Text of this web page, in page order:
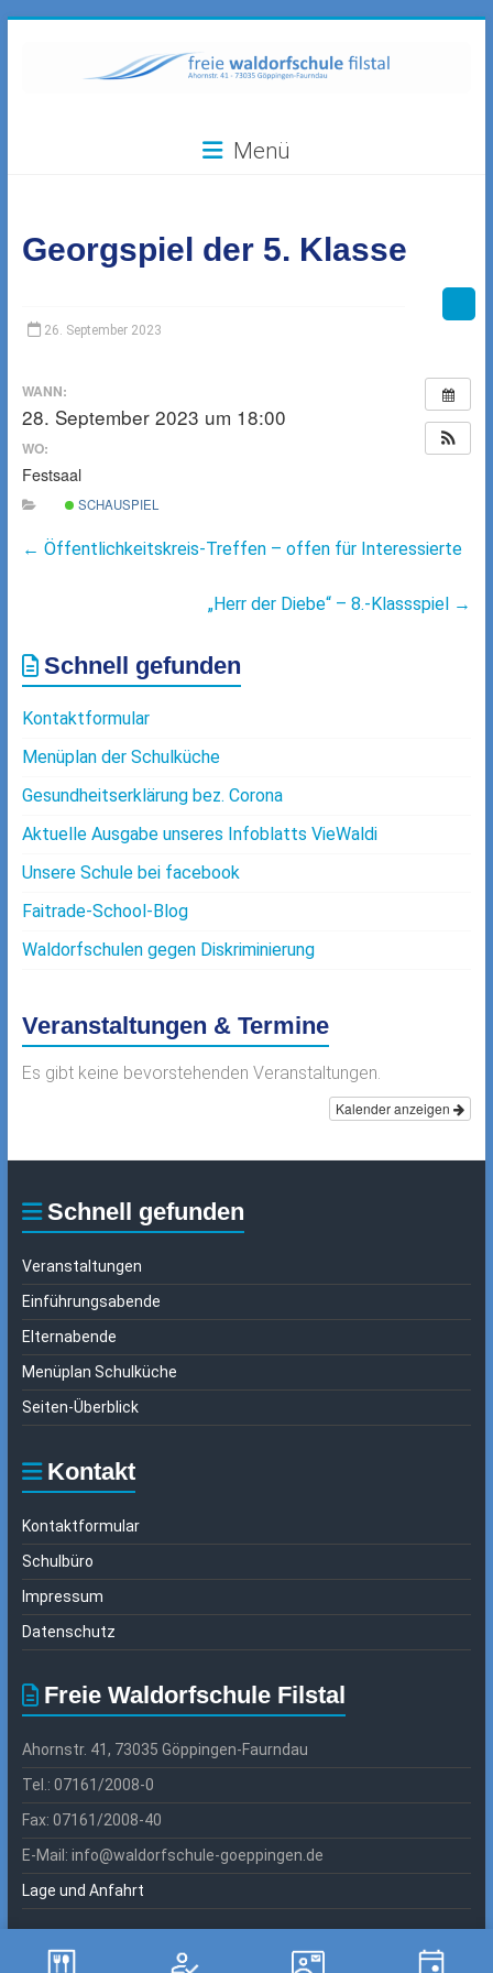
Waldorfschule
73035
Göppingen-
Ahornstr.
Menü
Georgspiel der 5. Klasse
26. September 2023
WANN:
28. September 2023 um 18:00
WO:
Festsaal
SCHAUSPIEL
← Öffentlichkeitskreis-Treffen – offen für Interessierte
„Herr der Diebe“ – 8.-Klassspiel →
Schnell gefunden
Kontaktformular
Menüplan der Schulküche
Gesundheitserklärung bez. Corona
Aktuelle Ausgabe unseres Infoblatts VieWaldi
Unsere Schule bei facebook
Faitrade-School-Blog
Waldorfschulen gegen Diskriminierung
Veranstaltungen & Termine
Es gibt keine bevorstehenden Veranstaltungen.
Kalender anzeigen
Schnell gefunden
Veranstaltungen
Einführungsabende
Elternabende
Menüplan Schulküche
Seiten-Überblick
Kontakt
Kontaktformular
Schulbüro
Impressum
Datenschutz
Freie Waldorfschule Filstal
Ahornstr. 41, 73035 Göppingen-Faurndau
Tel.: 07161/2008-0
Fax: 07161/2008-40
E-Mail: info@waldorfschule-goeppingen.de
Lage und Anfahrt